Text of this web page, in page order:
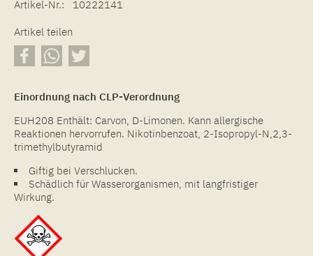
Artikel-Nr.:
10222141
Artikel teilen
Einordnung nach CLP-Verordnung
EUH208 Enthält: Carvon, D-Limonen. Kann allergische
Reaktionen hervorrufen. Nikotinbenzoat, 2-Isopropyl-N,2,3-
trimethylbutyramid
Giftig bei Verschlucken.
Schädlich für Wasserorganismen, mit langfristiger
Wirkung.